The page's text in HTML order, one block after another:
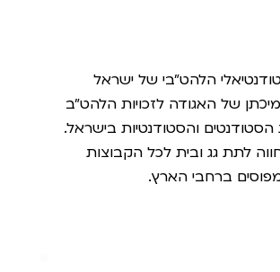
הלהט"בי של ישראל
של האגודה לזכויות הלהט"ב
והסטודנטיות בישראל.
לתת גג ובית לכל הקבוצות
ברחבי הארץ.